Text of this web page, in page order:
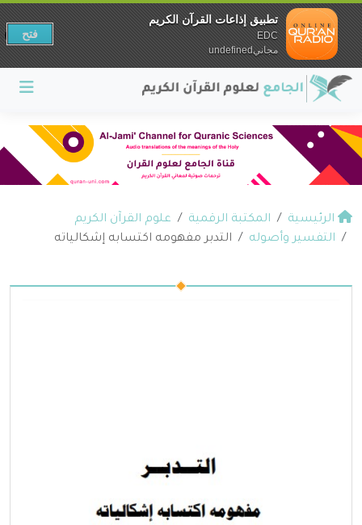
الرئيسية المكتبة الرقمية
علوم القرآن الكريم
التفسير وأصوله
التدبر مفهومه اكتسابه إشكالياته
تطبيق إذاعات القرآن الكريم
EDC
مجانيundefined
فتح